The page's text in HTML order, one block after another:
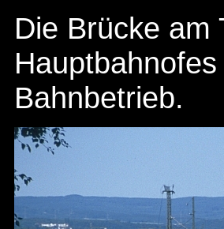
Die Brücke am
Bahnbetrieb.